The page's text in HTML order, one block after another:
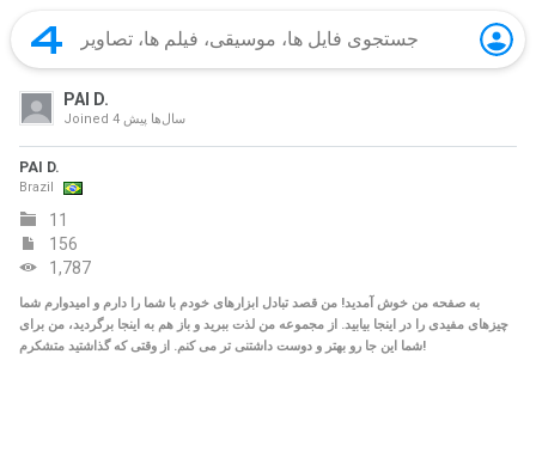
PAI D.
Joined 4 سال‌ها پیش
PAI D.
Brazil
11
156
1,787
به صفحه من خوش آمدید! من قصد تبادل ابزارهای خودم با شما را دارم و امیدوارم شما
چیزهای مفیدی را در اینجا بیابید. از مجموعه من لذت ببرید و باز هم به اینجا برگردید، من برای
شما این جا رو بهتر و دوست داشتنی تر می کنم. از وقتی که گذاشتید متشکرم!